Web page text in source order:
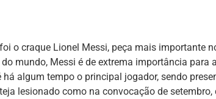
o craque Lionel Messi, peça mais importante
mundo, Messi é de extrema importância para
algum tempo o principal jogador, sendo
lesionado como na convocação de setembro,